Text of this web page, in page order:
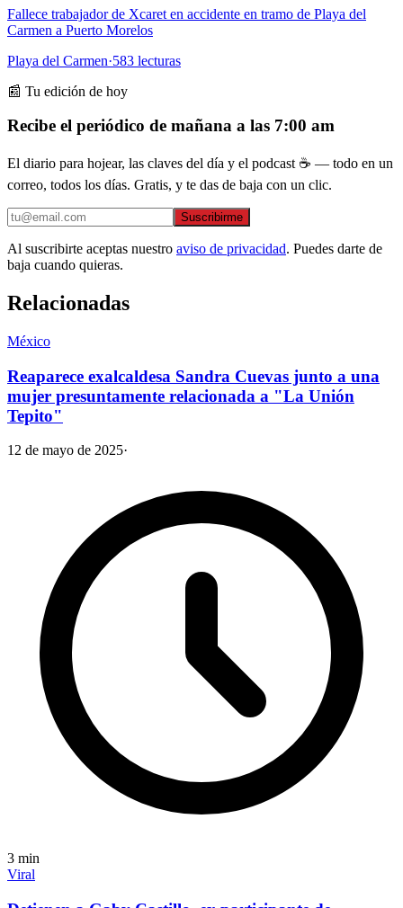
Fallece trabajador de Xcaret en accidente en tramo de Playa del
Carmen a Puerto Morelos
Playa del Carmen·583 lecturas
📰 Tu edición de hoy
Recibe el periódico de mañana a las 7:00 am
El diario para hojear, las claves del día y el podcast ☕ — todo en un
correo, todos los días. Gratis, y te das de baja con un clic.
Suscribirme
Al suscribirte aceptas nuestro aviso de privacidad. Puedes darte de
baja cuando quieras.
Relacionadas
México
Reaparece exalcaldesa Sandra Cuevas junto a una
mujer presuntamente relacionada a "La Unión
Tepito"
12 de mayo de 2025·
3 min
Viral